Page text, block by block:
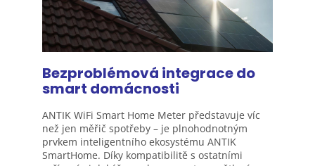
Bezproblémová integrace do
smart domácnosti
ANTIK WiFi Smart Home Meter představuje víc
než jen měřič spotřeby – je plnohodnotným
prvkem inteligentního ekosystému ANTIK
SmartHome. Díky kompatibilitě s ostatními